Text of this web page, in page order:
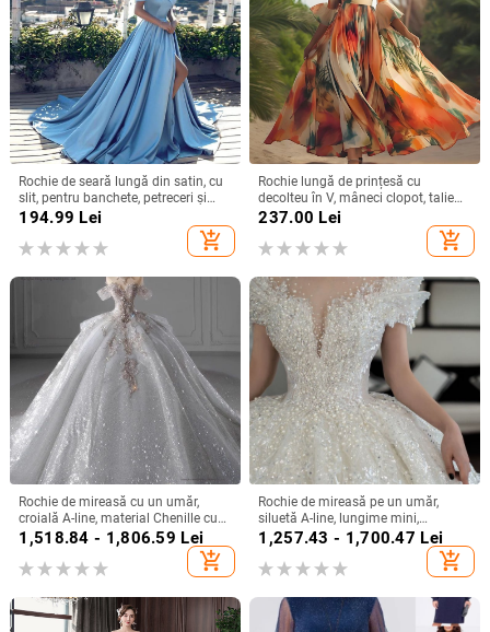
Rochie de seară lungă din satin, cu
slit, pentru banchete, petreceri și
evenimente formale
194.99 Lei
add_shopping_cart
Rochie lungă de prințesă cu
decolteu în V, mâneci clopot, talie
înaltă, imprimeu geometric,
237.00 Lei
add_shopping_cart
Rochie de mireasă cu un umăr,
croială A-line, material Chenille cu
Spandex, talie înaltă
1,518.84 - 1,806.59 Lei
add_shopping_cart
Rochie de mireasă pe un umăr,
siluetă A-line, lungime mini,
țesătură chenille cu spandex,
primăvara 2024
1,257.43 - 1,700.47 Lei
add_shopping_cart